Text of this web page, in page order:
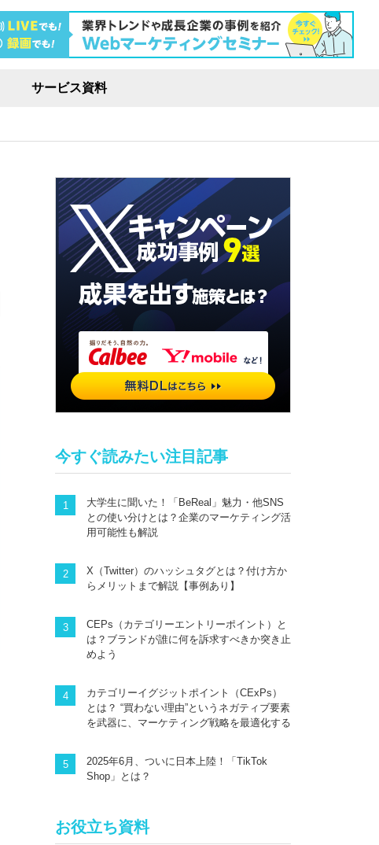
サービス資料
今すぐ読みたい注目記事
大学生に聞いた！「BeReal」魅力・他SNS
との使い分けとは？企業のマーケティング活
用可能性も解説
X（Twitter）のハッシュタグとは？付け方か
らメリットまで解説【事例あり】
CEPs（カテゴリーエントリーポイント）と
は？ブランドが誰に何を訴求すべきか突き止
めよう
カテゴリーイグジットポイント（CExPs）
とは？ “買わない理由”というネガティブ要素
を武器に、マーケティング戦略を最適化する
2025年6月、ついに日本上陸！「TikTok
Shop」とは？
お役立ち資料